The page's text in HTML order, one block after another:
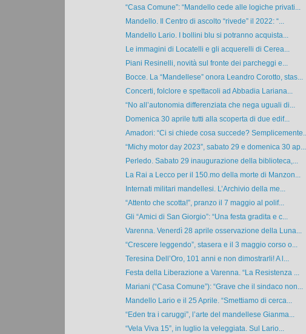
“Casa Comune”: “Mandello cede alle logiche privati...
Mandello. Il Centro di ascolto “rivede” il 2022: “...
Mandello Lario. I bollini blu si potranno acquista...
Le immagini di Locatelli e gli acquerelli di Cerea...
Piani Resinelli, novità sul fronte dei parcheggi e...
Bocce. La “Mandellese” onora Leandro Corotto, stas...
Concerti, folclore e spettacoli ad Abbadia Lariana...
“No all’autonomia differenziata che nega uguali di...
Domenica 30 aprile tutti alla scoperta di due edif...
Amadori: “Ci si chiede cosa succede?
“Michy motor day 2023”, sabato 29 e domenica 30 ap...
Perledo. Sabato 29 inaugurazione della biblioteca,...
La Rai a Lecco per il 150.mo della morte di Manzon...
Internati militari mandellesi. L’Archivio della me...
“Attento che scotta!”, pranzo il 7 maggio al polif...
Gli “Amici di San Giorgio”: “Una festa gradita e c...
Varenna. Venerdì 28 aprile osservazione della Luna...
“Crescere leggendo”, stasera e il 3 maggio corso o...
Teresina Dell’Oro, 101 anni e non dimostrarli! A l...
Festa della Liberazione a Varenna. “La Resistenza ...
Mariani (“Casa Comune”): “Grave che il sindaco non...
Mandello Lario e il 25 Aprile. “Smettiamo di cerca...
“Eden tra i caruggi”, l’arte del mandellese Gianma...
“Vela Viva 15”, in luglio la veleggiata. Sul Lario...